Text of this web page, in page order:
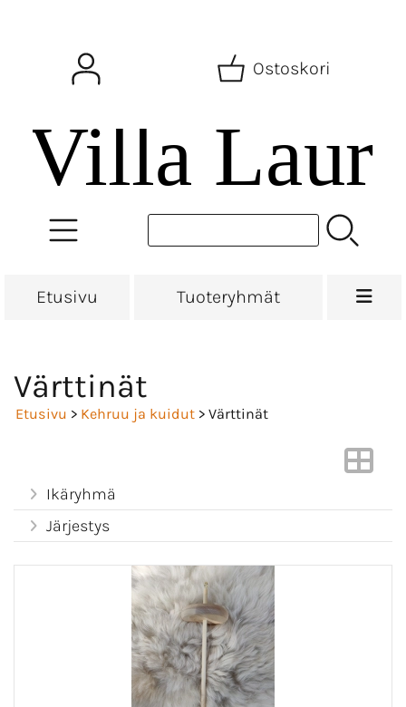
Ostoskori
Etusivu Tuoteryhmät
Värttinät
Etusivu > Kehruu ja kuidut > Värttinät
Ikäryhmä
Järjestys